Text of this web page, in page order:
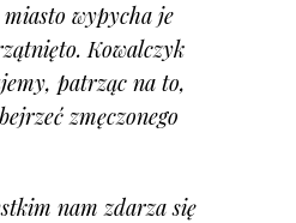
wypycha je
Kowalczyk
patrząc na to,
zmęczonego
nam zdarza się